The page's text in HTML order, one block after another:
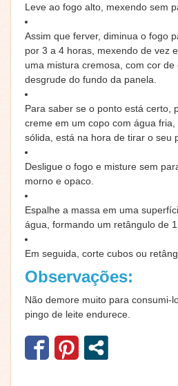
Leve ao fogo alto, mexendo sem
Assim que ferver, diminua o fogo
por 3 a 4 horas, mexendo de vez
uma mistura cremosa, com cor
desgrude do fundo da panela.
Para saber se o ponto está certo,
creme em um copo com água
sólida, está na hora de tirar o seu
Desligue o fogo e misture sem
morno e opaco.
Espalhe a massa em uma
água, formando um retângulo de
Em seguida, corte cubos ou
Observações:
Não demore muito para consumi-
pingo de leite endurece.